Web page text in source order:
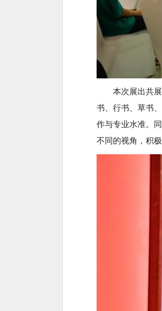
本次展出共
书、行书、草书
作与专业水准。
不同的视角，积